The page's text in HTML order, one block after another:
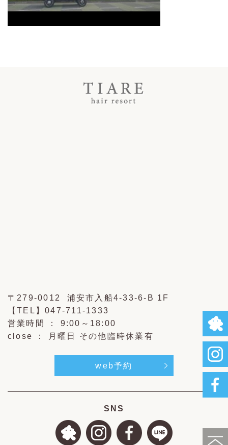
〒279-0012 浦安市入船4-33-6-B 1F
【TEL】047-711-1333
営業時間 ： 9:00～18:00
close ： 月曜日 その他臨時休業有
web予約
SNS